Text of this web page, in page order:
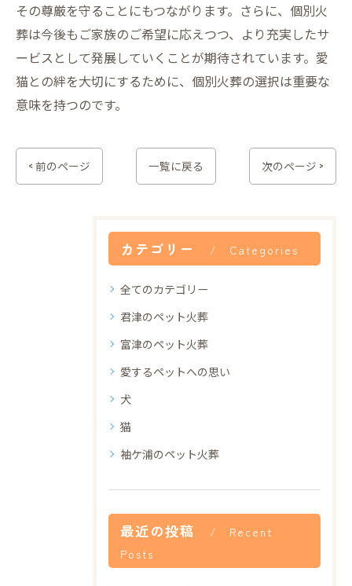
その尊厳を守ることにもつながります。さらに、個別火
葬は今後もご家族のご希望に応えつつ、より充実したサ
ービスとして発展していくことが期待されています。愛
猫との絆を大切にするために、個別火葬の選択は重要な
意味を持つのです。
< 前のページ 一覧に戻る 次のページ >
カテゴリー Categories
全てのカテゴリー
君津のペット火葬
富津のペット火葬
愛するペットへの思い
犬
猫
袖ケ浦のペット火葬
最近の投稿
Recent
Posts